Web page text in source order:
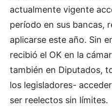
actualmente vigente
período en sus bancas,
aplicarse este año. Sin
recibió el OK en la
también en Diputados,
los legisladores-
ser reelectos sin límites.